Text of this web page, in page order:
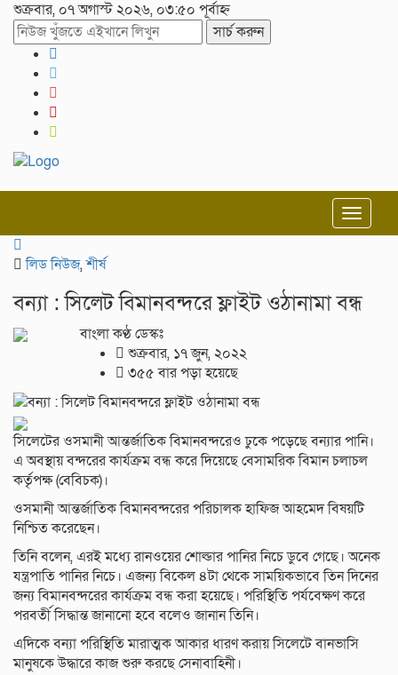
শুক্রবার, ০৭ অগাস্ট ২০২৬, ০৩:৫০ পূর্বাহ্ন
সার্চ করুন
Toggle
লিড নিউজ,শীর্ষ
বন্যা : সিলেট বিমানবন্দরে ফ্লাইট ওঠানামা বন্ধ
বাংলা কণ্ঠ ডেস্কঃ
শুক্রবার, ১৭ জুন, ২০২২
৩৫৫ বার পড়া হয়েছে
সিলেটের ওসমানী আন্তর্জাতিক বিমানবন্দরেও ঢুকে পড়েছে বন্যার পানি।
এ অবস্থায় বন্দরের কার্যক্রম বন্ধ করে দিয়েছে বেসামরিক বিমান চলাচল
কর্তৃপক্ষ (বেবিচক)।
ওসমানী আন্তর্জাতিক বিমানবন্দরের পরিচালক হাফিজ আহমেদ বিষয়টি
নিশ্চিত করেছেন।
তিনি বলেন, এরই মধ্যে রানওয়ের শোল্ডার পানির নিচে ডুবে গেছে। অনেক
যন্ত্রপাতি পানির নিচে। এজন্য বিকেল ৪টা থেকে সাময়িকভাবে তিন দিনের
জন্য বিমানবন্দরের কার্যক্রম বন্ধ করা হয়েছে। পরিস্থিতি পর্যবেক্ষণ করে
পরবর্তী সিদ্ধান্ত জানানো হবে বলেও জানান তিনি।
এদিকে বন্যা পরিস্থিতি মারাত্মক আকার ধারণ করায় সিলেটে বানভাসি
মানুষকে উদ্ধারে কাজ শুরু করছে সেনাবাহিনী।